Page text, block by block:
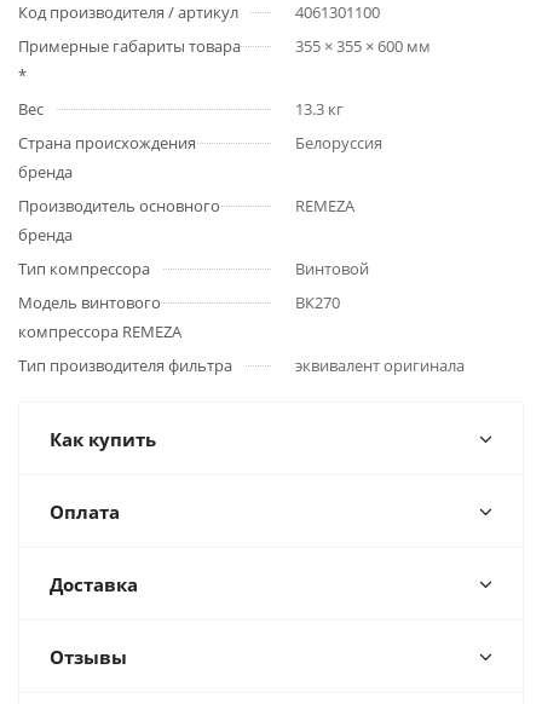
Код производителя / артикул
4061301100
Примерные габариты товара
*
355 × 355 × 600 мм
Вес
13.3 кг
Страна происхождения
бренда
Белоруссия
Производитель основного
бренда
REMEZA
Тип компрессора
Винтовой
Модель винтового
компрессора REMEZA
ВК270
Тип производителя фильтра эквивалент оригинала
Как купить
Оплата
Доставка
Отзывы